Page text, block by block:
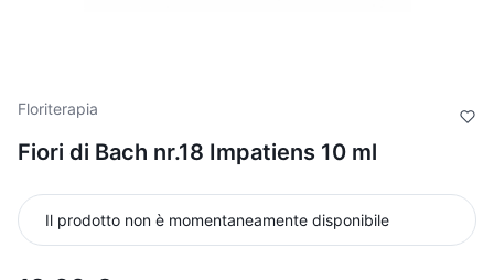
Floriterapia
Fiori di Bach nr.18 Impatiens 10 ml
Il prodotto non è momentaneamente disponibile